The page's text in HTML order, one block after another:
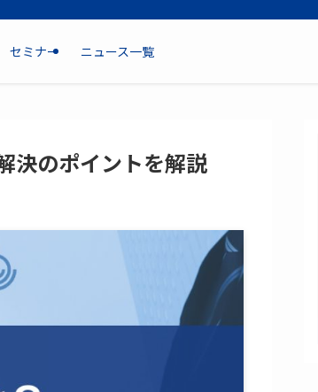
セミナー ニュース一覧
決のポイントを解説